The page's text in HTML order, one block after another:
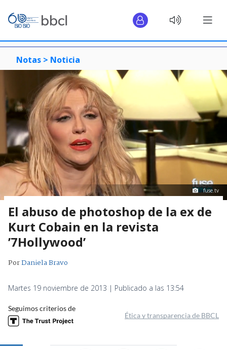
Notas > Noticia
fuse.tv
El abuso de photoshop de la ex de
Kurt Cobain en la revista
’7Hollywood’
PorDaniela Bravo
Martes 19 noviembre de 2013 | Publicado a las 13:54
Seguimos criterios de
Ética y transparencia de BBCL